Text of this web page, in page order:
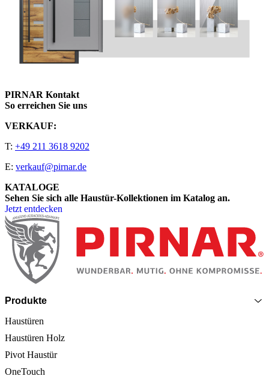
PIRNAR Kontakt
So erreichen Sie uns
VERKAUF:
T: +49 211 3618 9202
E: verkauf@pirnar.de
KATALOGE
Sehen Sie sich alle Haustür-Kollektionen im Katalog an.
Jetzt entdecken
Seitenfooter
Produkte
Haustüren
Haustüren Holz
Pivot Haustür
OneTouch